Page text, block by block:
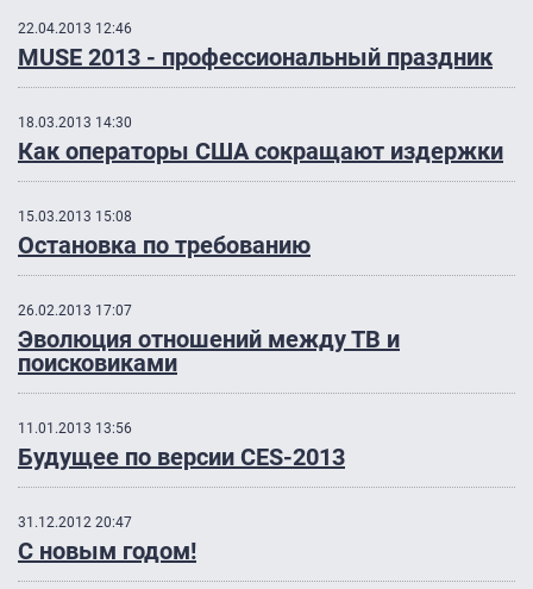
22.04.2013 12:46
MUSE 2013 - профессиональный праздник
18.03.2013 14:30
Как операторы США сокращают издержки
15.03.2013 15:08
Остановка по требованию
26.02.2013 17:07
Эволюция отношений между ТВ и
поисковиками
11.01.2013 13:56
Будущее по версии CES-2013
31.12.2012 20:47
С новым годом!